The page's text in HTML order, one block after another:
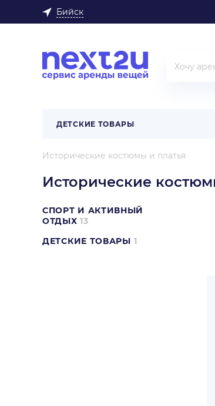
Бийск
ДЕТСКИЕ ТОВАРЫ
Исторические костюмы и платья
Исторические
СПОРТ И АКТИВНЫЙ
ОТДЫХ 13
ДЕТСКИЕ ТОВАРЫ 1